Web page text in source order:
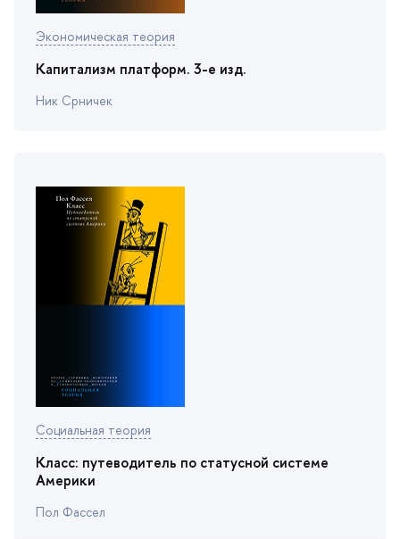
Экономическая теория
Капитализм платформ. 3-е изд.
Ник Срничек
Социальная теория
Класс: путеводитель по статусной системе
Америки
Пол Фассел